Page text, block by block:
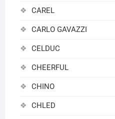
CAREL
CARLO GAVAZZI
CELDUC
CHEERFUL
CHINO
CHLED